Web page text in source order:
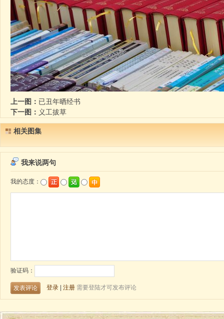
上一图： 已丑年晒经书
下一图： 义工拔草
相关图集